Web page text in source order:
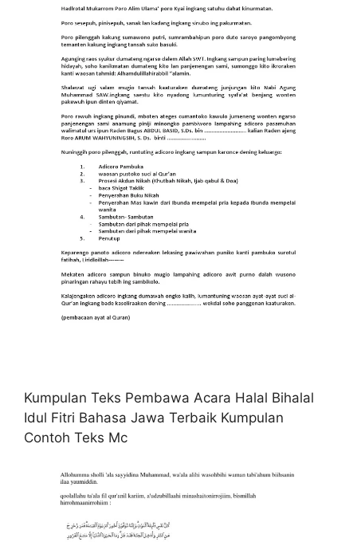
Kumpulan Teks Pembawa Acara Halal Bihalal
Idul Fitri Bahasa Jawa Terbaik Kumpulan
Contoh Teks Mc